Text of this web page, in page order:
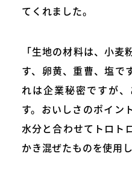
てくれました。
「生地の材料は、小
す、卵黄、重曹、塩で
れは企業秘密ですが
す。おいしさのポイン
水分と合わせてトロト
かき混ぜたものを使用